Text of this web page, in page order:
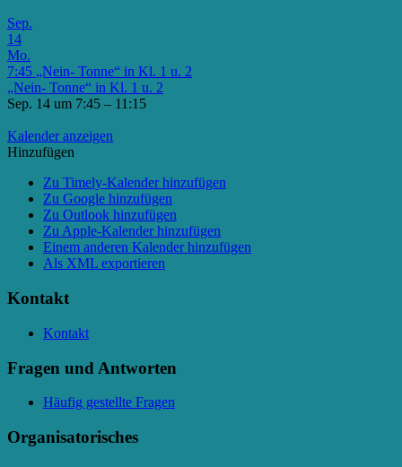
Sep.
14
Mo.
7:45 „Nein- Tonne“ in Kl. 1 u. 2
„Nein- Tonne“ in Kl. 1 u. 2
Sep. 14 um 7:45 – 11:15
Kalender anzeigen
Hinzufügen
Zu Timely-Kalender hinzufügen
Zu Google hinzufügen
Zu Outlook hinzufügen
Zu Apple-Kalender hinzufügen
Einem anderen Kalender hinzufügen
Als XML exportieren
Kontakt
Kontakt
Fragen und Antworten
Häufig gestellte Fragen
Organisatorisches